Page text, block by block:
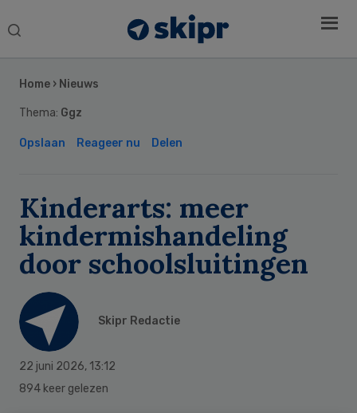
Search
Home › Nieuws
Thema: Ggz
Opslaan Reageer nu Delen
Kinderarts: meer
kindermishandeling
door schoolsluitingen
Skipr Redactie
22 juni 2026, 13:12
894 keer gelezen
Sidebar